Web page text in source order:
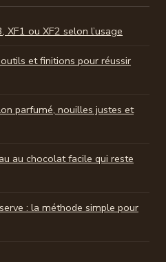
ou XF2 selon l’usage
et finitions pour réussir
parfumé, nouilles justes et
au chocolat facile qui reste
: la méthode simple pour